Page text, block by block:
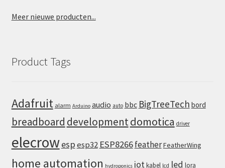
Meer nieuwe producten...
Product Tags
Adafruit alarm Arduino audio auto bbc BigTreeTech bord
breadboard developmentdomotica driver
elecrowespesp32 ESP8266featherFeatherWing
home automation hydroponics iot kabel lcd led lora